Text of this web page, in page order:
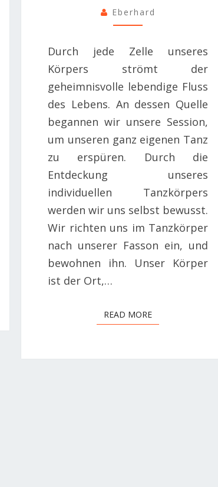
Eberhard
Durch jede Zelle unseres
Körpers strömt der
geheimnisvolle lebendige Fluss
des Lebens. An dessen Quelle
begannen wir unsere Session,
um unseren ganz eigenen Tanz
zu erspüren. Durch die
Entdeckung unseres
individuellen Tanzkörpers
werden wir uns selbst bewusst.
Wir richten uns im Tanzkörper
nach unserer Fasson ein, und
bewohnen ihn. Unser Körper
ist der Ort,…
READ MOREREAD MORE